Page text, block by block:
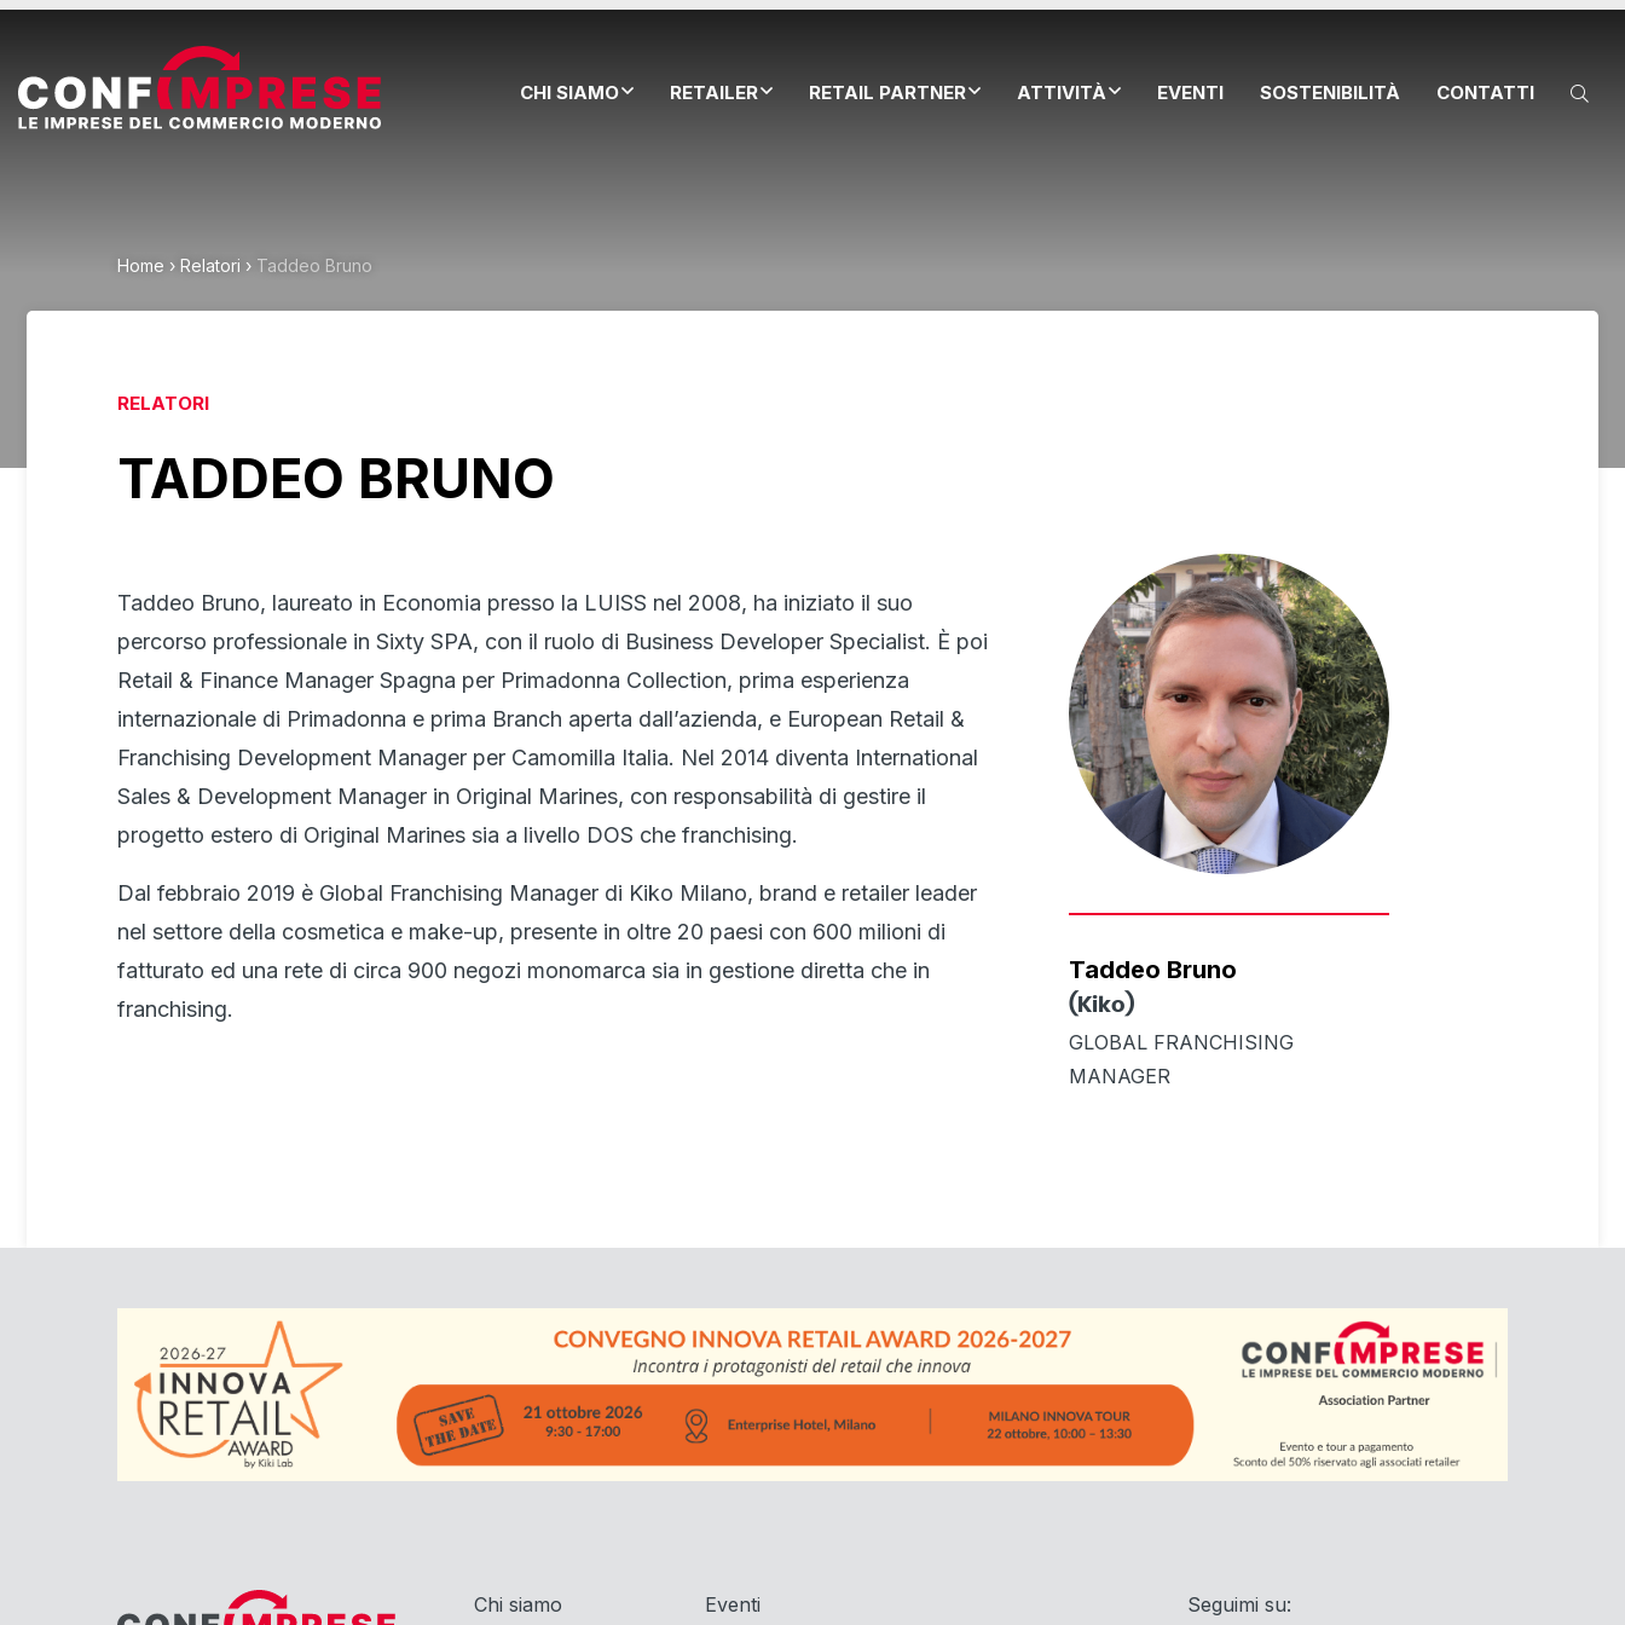
CHI SIAMO RETAILER RETAIL PARTNER ATTIVITÀ EVENTI SOSTENIBILITÀ CONTATTI
Home › Relatori › Taddeo Bruno
RELATORI
TADDEO BRUNO
Taddeo Bruno
(Kiko)
GLOBAL FRANCHISING
MANAGER
Taddeo Bruno, laureato in Economia presso la LUISS nel 2008, ha iniziato il suo
percorso professionale in Sixty SPA, con il ruolo di Business Developer Specialist. È poi
Retail & Finance Manager Spagna per Primadonna Collection, prima esperienza
internazionale di Primadonna e prima Branch aperta dall’azienda, e European Retail &
Franchising Development Manager per Camomilla Italia. Nel 2014 diventa International
Sales & Development Manager in Original Marines, con responsabilità di gestire il
progetto estero di Original Marines sia a livello DOS che franchising.
Dal febbraio 2019 è Global Franchising Manager di Kiko Milano, brand e retailer leader
nel settore della cosmetica e make-up, presente in oltre 20 paesi con 600 milioni di
fatturato ed una rete di circa 900 negozi monomarca sia in gestione diretta che in
franchising.
Chi siamo Eventi Seguimi su: